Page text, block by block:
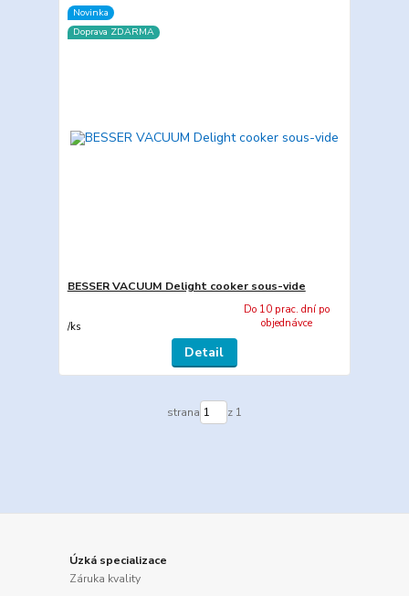
Novinka
Doprava ZDARMA
BESSER VACUUM Delight cooker sous-vide
/ks
Do 10 prac. dní po
objednávce
Detail
strana z 1
Úzká specializace
Záruka kvality